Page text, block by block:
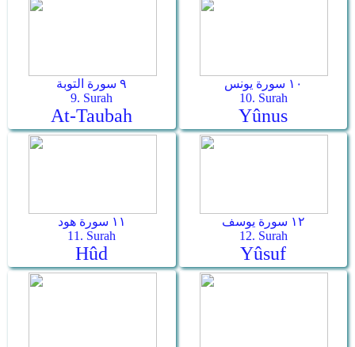
٩ سورة التوبة
9. Surah
At-Taubah
١٠ سورة يونس
10. Surah
Yûnus
١١ سورة هود
11. Surah
Hûd
١٢ سورة يوسف
12. Surah
Yûsuf